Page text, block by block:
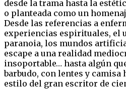
desde la trama hasta la
o planteada como un
Desde las referencias a
experiencias espirituales, el
paranoia, los mundos
escape a una realidad
insoportable… hasta algún
barbudo, con lentes y camisa
estilo del gran escritor de